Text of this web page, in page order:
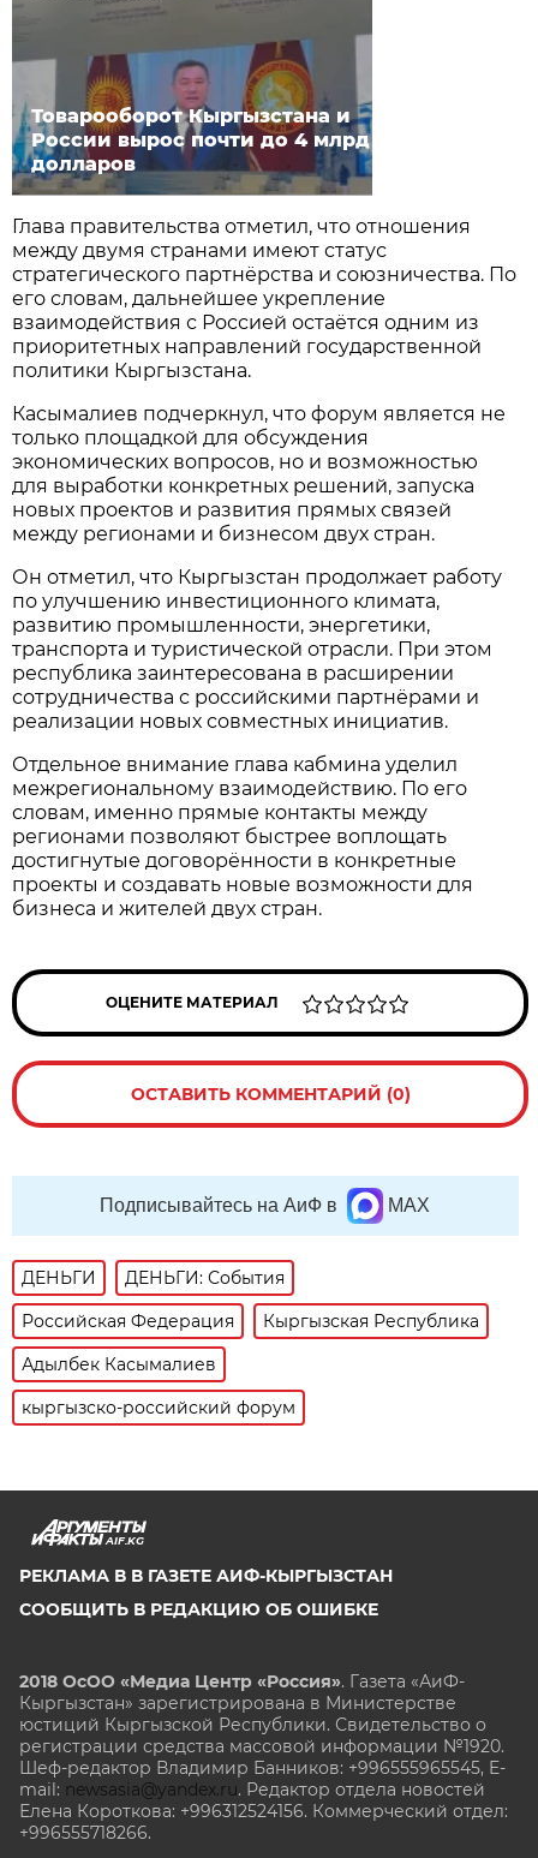
Товарооборот Кыргызстана и
России вырос почти до 4 млрд
долларов
Глава правительства отметил, что отношения
между двумя странами имеют статус
стратегического партнёрства и союзничества. По
его словам, дальнейшее укрепление
взаимодействия с Россией остаётся одним из
приоритетных направлений государственной
политики Кыргызстана.
Касымалиев подчеркнул, что форум является не
только площадкой для обсуждения
экономических вопросов, но и возможностью
для выработки конкретных решений, запуска
новых проектов и развития прямых связей
между регионами и бизнесом двух стран.
Он отметил, что Кыргызстан продолжает работу
по улучшению инвестиционного климата,
развитию промышленности, энергетики,
транспорта и туристической отрасли. При этом
республика заинтересована в расширении
сотрудничества с российскими партнёрами и
реализации новых совместных инициатив.
Отдельное внимание глава кабмина уделил
межрегиональному взаимодействию. По его
словам, именно прямые контакты между
регионами позволяют быстрее воплощать
достигнутые договорённости в конкретные
проекты и создавать новые возможности для
бизнеса и жителей двух стран.
ОЦЕНИТЕ МАТЕРИАЛ
ОСТАВИТЬ КОММЕНТАРИЙ (0)
Подписывайтесь на АиФ в MAX
ДЕНЬГИ
ДЕНЬГИ: События
Российская Федерация
Кыргызская Республика
Адылбек Касымалиев
кыргызско-российский форум
AIF.KG
РЕКЛАМА В В ГАЗЕТЕ АИФ-КЫРГЫЗСТАН
СООБЩИТЬ В РЕДАКЦИЮ ОБ ОШИБКЕ
2018 ОсОО «Медиа Центр «Россия». Газета «АиФ-
Кыргызстан» зарегистрирована в Министерстве
юстиций Кыргызской Республики. Свидетельство о
регистрации средства массовой информации №1920.
Шеф-редактор Владимир Банников: +996555965545, E-
mail: newsasia@yandex.ru. Редактор отдела новостей
Елена Короткова: +996312524156. Коммерческий отдел:
+996555718266.